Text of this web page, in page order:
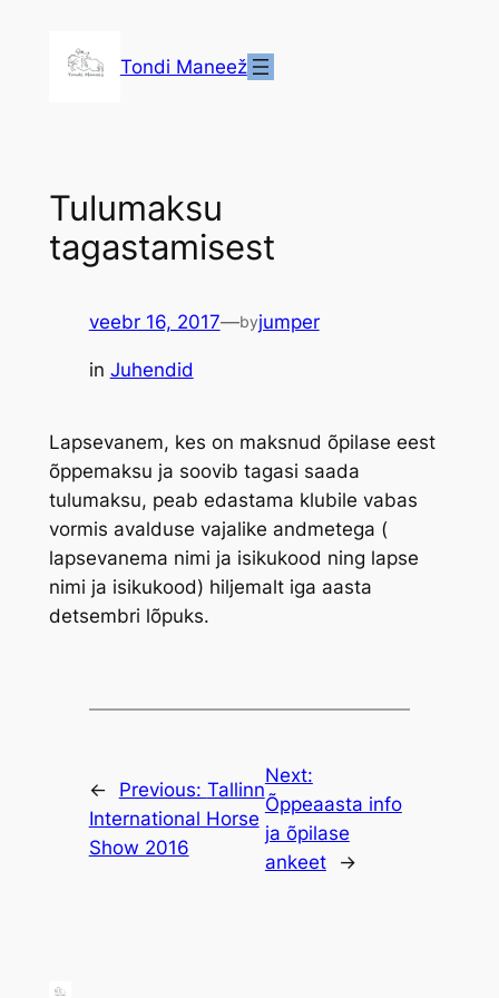
Tondi Maneež
Tulumaksu
tagastamisest
veebr 16, 2017—byjumper
in Juhendid
Lapsevanem, kes on maksnud õpilase eest
õppemaksu ja soovib tagasi saada
tulumaksu, peab edastama klubile vabas
vormis avalduse vajalike andmetega (
lapsevanema nimi ja isikukood ning lapse
nimi ja isikukood) hiljemalt iga aasta
detsembri lõpuks.
← Previous: Tallinn
International Horse
Show 2016
Next:
Õppeaasta info
ja õpilase
ankeet
→